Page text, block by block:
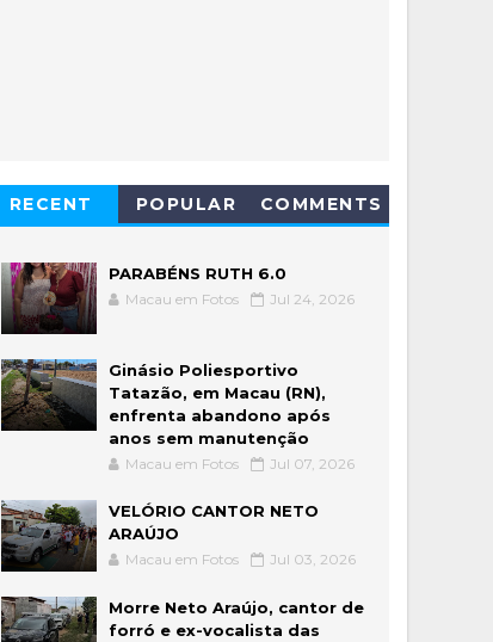
RECENT POPULAR COMMENTS
PARABÉNS RUTH 6.0
Macau em Fotos Jul 24, 2026
Ginásio Poliesportivo
Tatazão, em Macau (RN),
enfrenta abandono após
anos sem manutenção
Macau em Fotos Jul 07, 2026
VELÓRIO CANTOR NETO
ARAÚJO
Macau em Fotos Jul 03, 2026
Morre Neto Araújo, cantor de
forró e ex-vocalista das